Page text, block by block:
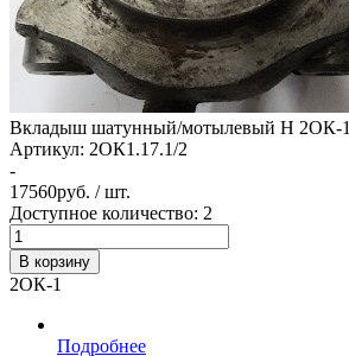
Вкладыш шатунный/мотылевый Н 2ОК-1
Артикул: 2ОК1.17.1/2
-
17560руб. / шт.
Доступное количество: 2
В корзину
2ОК-1
Подробнее